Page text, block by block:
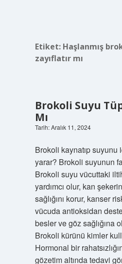
Etiket: Haşlanmış
zayıflatır mı
Brokoli Suyu
Mı
Tarih: Aralık 11, 2024
Brokoli kaynatıp suyunu
yarar? Brokoli suyunun
Brokoli suyu vücuttaki
yardımcı olur, kan
sağlığını korur, kanser
vücuda antioksidan
besler ve göz sağlığına
Brokoli kürünü kimler
Hormonal bir
gözetim altında tedavi